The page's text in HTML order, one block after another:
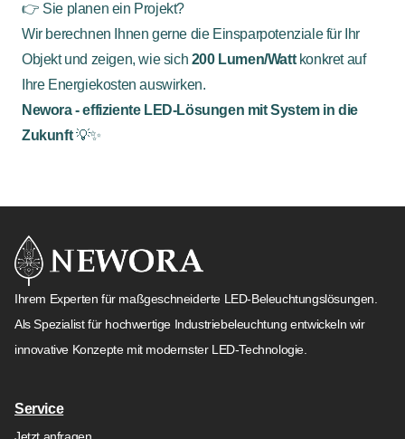
👉 Sie planen ein Projekt?
Wir berechnen Ihnen gerne die Einsparpotenziale für Ihr
Objekt und zeigen, wie sich 200 Lumen/Wattkonkret auf
Ihre Energiekosten auswirken.
Newora - effiziente LED-Lösungen mit System in die
Zukunft💡✨
Ihrem Experten für maßgeschneiderte LED-Beleuchtungslösungen.
Als Spezialist für hochwertige Industriebeleuchtung entwickeln wir
innovative Konzepte mit modernster LED-Technologie.
Service